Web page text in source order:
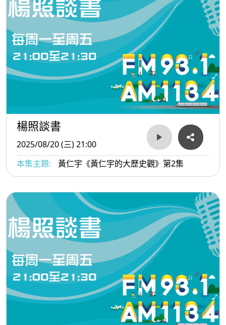
楊照談書
2025/08/20 (三) 21:00
本集主題:
黃仁宇《黃仁宇的大歷史觀》第2集